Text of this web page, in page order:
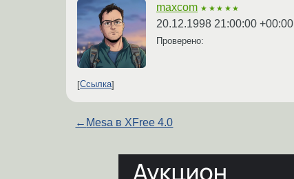
maxcom ★★★★★
20.12.1998 21:00:00 +00:00
Проверено:
Ссылка
← Mesa в XFree 4.0